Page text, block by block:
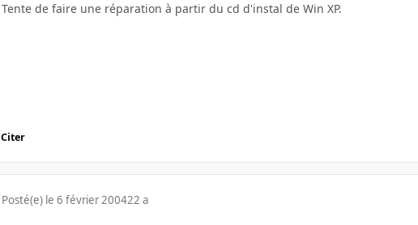
Tente de faire une réparation à partir du cd d'instal de Win XP.
Citer
Posté(e) le 6 février 200422 a